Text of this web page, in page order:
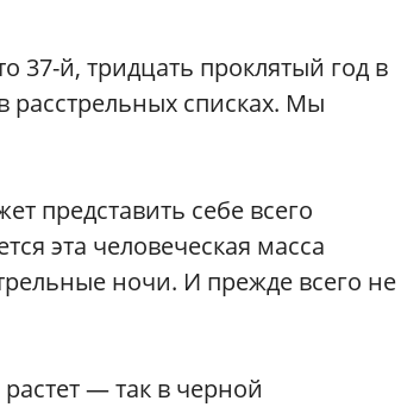
37-й, тридцать проклятый год в
расстрельных списках. Мы
представить себе всего
эта человеческая масса
ночи. И прежде всего не
— так в черной